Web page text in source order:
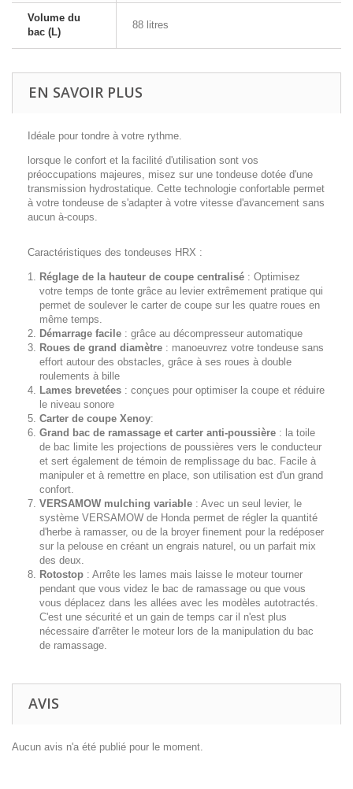
Volume du
bac (L)
88 litres
EN SAVOIR PLUS
Idéale pour tondre à votre rythme.
lorsque le confort et la facilité d'utilisation sont vos
préoccupations majeures, misez sur une tondeuse dotée d'une
transmission hydrostatique. Cette technologie confortable permet
à votre tondeuse de s'adapter à votre vitesse d'avancement sans
aucun à-coups.
Caractéristiques des tondeuses HRX :
Réglage de la hauteur de coupe centralisé : Optimisez
votre temps de tonte grâce au levier extrêmement pratique qui
permet de soulever le carter de coupe sur les quatre roues en
même temps.
Démarrage facile : grâce au décompresseur automatique
Roues de grand diamètre : manoeuvrez votre tondeuse sans
effort autour des obstacles, grâce à ses roues à double
roulements à bille
Lames brevetées : conçues pour optimiser la coupe et réduire
le niveau sonore
Carter de coupe Xenoy:
Grand bac de ramassage et carter anti-poussière : la toile
de bac limite les projections de poussières vers le conducteur
et sert également de témoin de remplissage du bac. Facile à
manipuler et à remettre en place, son utilisation est d'un grand
confort.
VERSAMOW mulching variable : Avec un seul levier, le
système VERSAMOW de Honda permet de régler la quantité
d'herbe à ramasser, ou de la broyer finement pour la redéposer
sur la pelouse en créant un engrais naturel, ou un parfait mix
des deux.
Rotostop : Arrête les lames mais laisse le moteur tourner
pendant que vous videz le bac de ramassage ou que vous
vous déplacez dans les allées avec les modèles autotractés.
C'est une sécurité et un gain de temps car il n'est plus
nécessaire d'arrêter le moteur lors de la manipulation du bac
de ramassage.
AVIS
Aucun avis n'a été publié pour le moment.